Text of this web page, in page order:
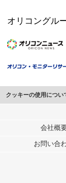
オリコングル
クッキーの使用につい
このサイトでは
行っています。
メディアや広告配信
各パートナーは、こ
ユーザーが各パート
会社概
お問い合